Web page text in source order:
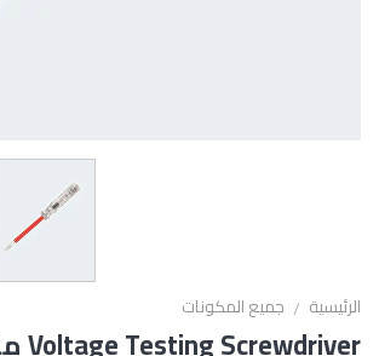
الرئيسية / جميع المكونات
Voltage Testing Screwdriver مفك تست